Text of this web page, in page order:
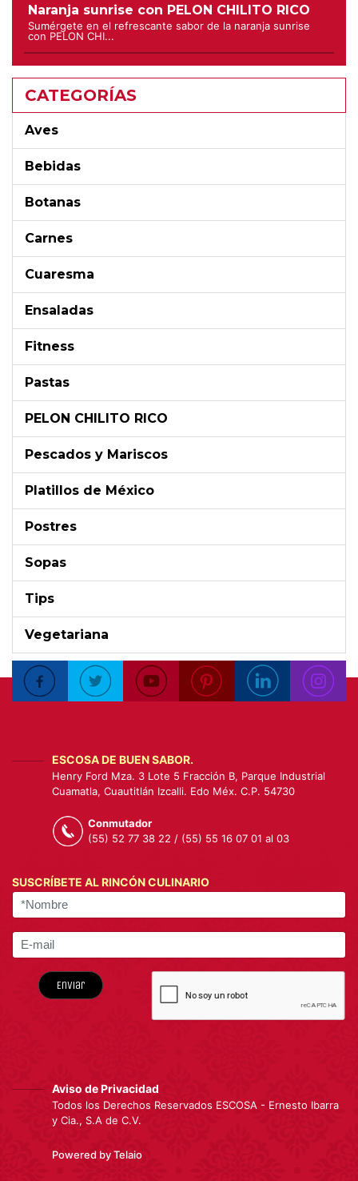
Naranja sunrise con PELON CHILITO RICO
Sumérgete en el refrescante sabor de la naranja sunrise
con PELON CHI...
CATEGORÍAS
Aves
Bebidas
Botanas
Carnes
Cuaresma
Ensaladas
Fitness
Pastas
PELON CHILITO RICO
Pescados y Mariscos
Platillos de México
Postres
Sopas
Tips
Vegetariana
ESCOSA DE BUEN SABOR.
Henry Ford Mza. 3 Lote 5 Fracción B, Parque Industrial
Cuamatla, Cuautitlán Izcalli. Edo Méx. C.P. 54730
Conmutador
(55) 52 77 38 22 / (55) 55 16 07 01 al 03
SUSCRÍBETE AL RINCÓN CULINARIO
Enviar
Aviso de Privacidad
Todos los Derechos Reservados ESCOSA - Ernesto Ibarra
y Cia., S.A de C.V.
Powered by Telaio